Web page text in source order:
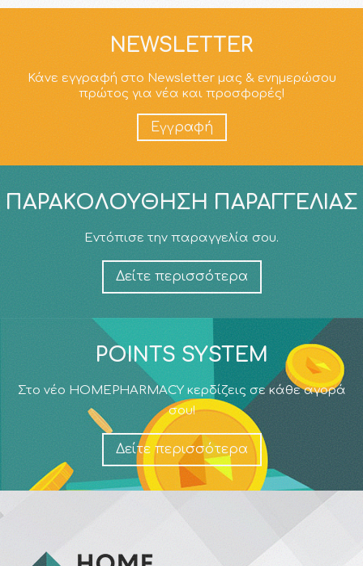
NEWSLETTER
Κάνε εγγραφή στο Newsletter μας & ενημερώσου
πρώτος για νέα και προσφορές!
Εγγραφή
ΠΑΡΑΚΟΛΟΎΘΗΣΗ ΠΑΡΑΓΓΕΛΊΑΣ
Εντόπισε την παραγγελία σου.
Δείτε περισσότερα
POINTS SYSTEM
Στο νέο HOMEPHARMACY κερδίζεις σε κάθε αγορά
σου!
Δείτε περισσότερα